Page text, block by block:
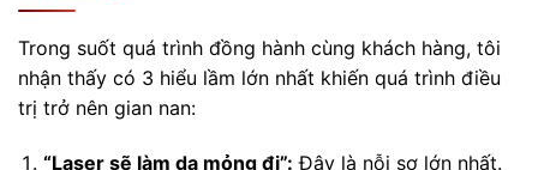
Trong suốt quá trình đồng hành cùng khách hàng, tôi
nhận thấy có 3 hiểu lầm lớn nhất khiến quá trình điều
trị trở nên gian nan:
“Laser sẽ làm da mỏng đi”: Đây là nỗi sợ lớn nhất.